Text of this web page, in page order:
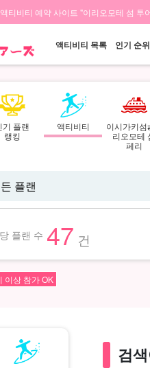
티비티 예약 사이트 "이리오모테 섬 투
액티비티 목록 인기 순위
기 플랜
랭킹
액티비티
이시가키
리오모테
페리
플랜 수 47 건
이상 참가 OK
검